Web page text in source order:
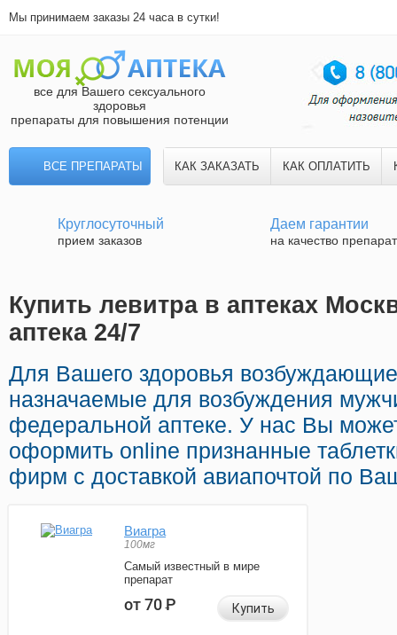
Мы принимаем заказы 24 часа в сутки!
все для Вашего сексуального
здоровья
препараты для повышения потенции
ВСЕ ПРЕПАРАТЫ КАК ЗАКАЗАТЬ КАК ОПЛАТИТЬ
Круглосуточный
прием заказов
Даем гарантии
на качество
Купить левитра в аптеках
аптека 24/7
Для Вашего здоровья
назначаемые для возбуждения
федеральной аптеке. У нас Вы
оформить online признанные
фирм с доставкой авиапочтой по
Виагра
100мг
Самый известный в мире
препарат
от 70Р Купить